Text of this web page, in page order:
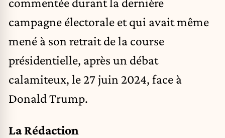
campagne électorale et qui avait même
mené à son retrait de la course
présidentielle, après un débat
calamiteux, le 27 juin 2024, face à
Donald Trump.
La Rédaction